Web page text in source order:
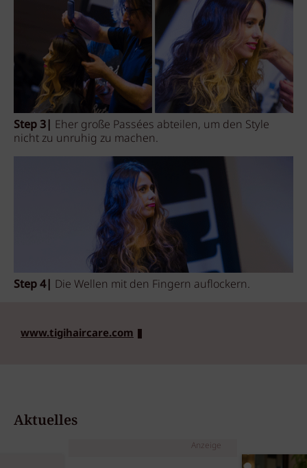
Step 3| Eher große Passées abteilen, um den Style
nicht zu unruhig zu machen.
Step 4| Die Wellen mit den Fingern auflockern.
www.tigihaircare.com
Aktuelles
Anzeige